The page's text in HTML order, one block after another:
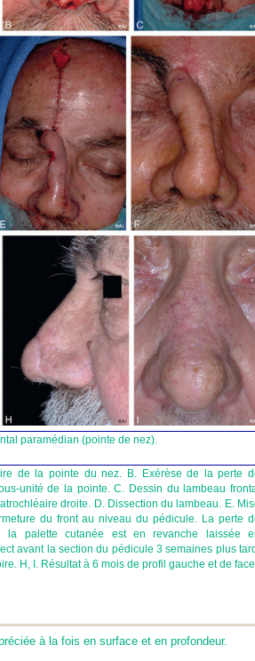
paramédian (pointe de nez).
de la pointe du nez. B. Exérèse de la perte
unité de la pointe. C. Dessin du lambeau
droite. D. Dissection du lambeau. E.
du front au niveau du pédicule. La perte
la palette cutanée est en revanche laissée
avant la section du pédicule 3 semaines plus
H, I. Résultat à 6 mois de profil gauche et de
à la fois en surface et en profondeur.